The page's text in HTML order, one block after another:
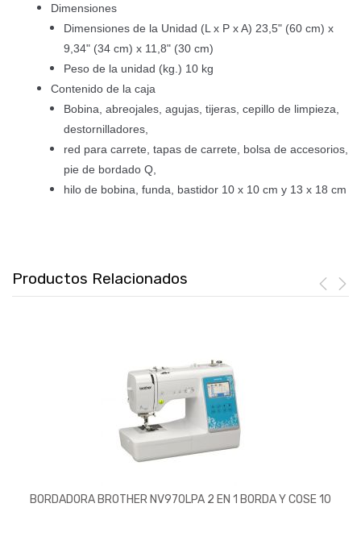
Dimensiones
Dimensiones de la Unidad (L x P x A) 23,5" (60 cm) x
9,34" (34 cm) x 11,8" (30 cm)
Peso de la unidad (kg.) 10 kg
Contenido de la caja
Bobina, abreojales, agujas, tijeras, cepillo de limpieza,
destornilladores,
red para carrete, tapas de carrete, bolsa de accesorios,
pie de bordado Q,
hilo de bobina, funda, bastidor 10 x 10 cm y 13 x 18 cm
Productos Relacionados
BORDADORA BROTHER NV970LPA 2 EN 1 BORDA Y COSE 10